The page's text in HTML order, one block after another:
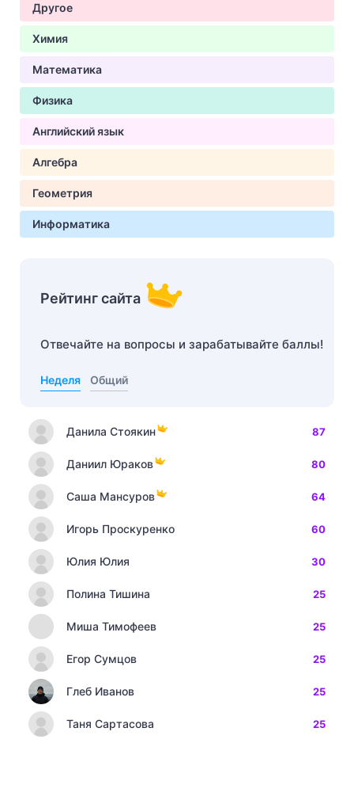
Другое
Химия
Математика
Физика
Английский язык
Алгебра
Геометрия
Информатика
Рейтинг сайта
Отвечайте на вопросы и зарабатывайте баллы!
Неделя Общий
Данила Стоякин 87
Даниил Юраков 80
Саша Мансуров 64
Игорь Проскуренко 60
Юлия Юлия 30
Полина Тишина 25
Миша Тимофеев 25
Егор Сумцов 25
Глеб Иванов 25
Таня Сартасова 25